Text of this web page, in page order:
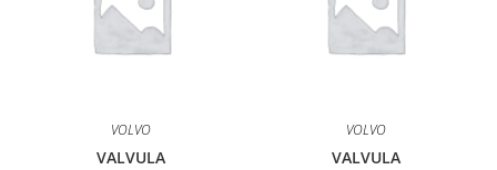
VOLVO
VALVULA
VOLVO
VALVULA